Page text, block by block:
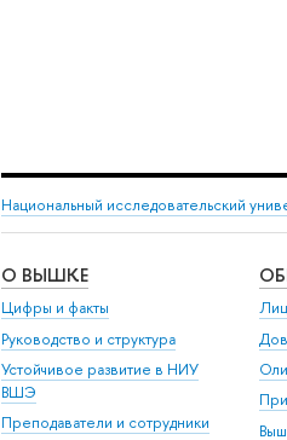
Национальный исследовательский
О ВЫШКЕ
Цифры и факты
Руководство и структура
Устойчивое развитие в НИУ
ВШЭ
Преподаватели и сотрудники